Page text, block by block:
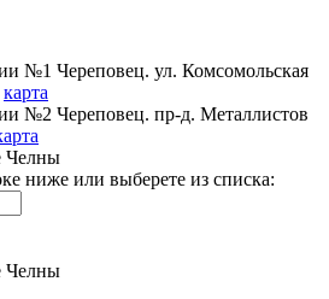
№1 Череповец. ул. Комсомольская
карта
№2 Череповец. пр-д. Металлистов
Челны
ниже или выберете из списка:
Челны